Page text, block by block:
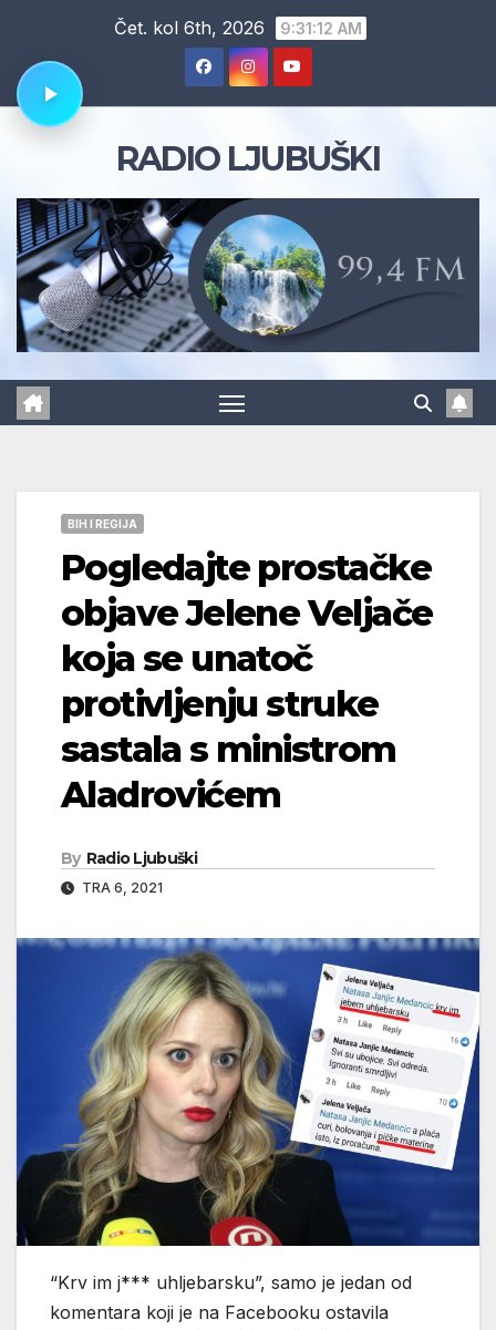
content
Čet. kol 6th, 2026 9:31:13 AM
RADIO LJUBUŠKI
BIH I REGIJA
Pogledajte prostačke
objave Jelene Veljače
koja se unatoč
protivljenju struke
sastala s ministrom
Aladrovićem
By Radio Ljubuški
TRA 6, 2021
“Krv im j*** uhljebarsku”, samo je jedan od
komentara koji je na Facebooku ostavila